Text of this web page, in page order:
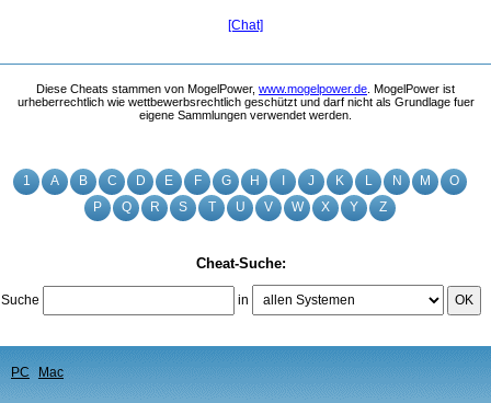
1 A B C D E F G H J K L N M
O
P
Q R S T U V W X Y Z
Cheat-Suche:
Suche in OK
PC Mac
[Chat]
Diese Cheats stammen von MogelPower, www.mogelpower.de . MogelPower ist
urheberrechtlich wie wettbewerbsrechtlich geschützt und darf nicht als Grundlage fuer
eigene Sammlungen verwendet werden.